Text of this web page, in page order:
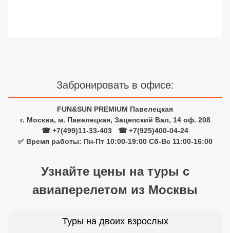
Забронировать в офисе:
FUN&SUN PREMIUM Павелецкая
г. Москва, м. Павелецкая, Зацепский Вал, 14 оф. 208
☎ +7(499)11-33-403
☎ +7(925)400-04-24
✅ Время работы: Пн-Пт 10:00-19:00 Сб-Вс 11:00-16:00
Узнайте цены на туры с
авиаперелетом из Москвы
Туры на двоих взрослых
Сетевые отели Шри Ланки
Сетевые отели Мальдив
Сетевые отели Сейшел